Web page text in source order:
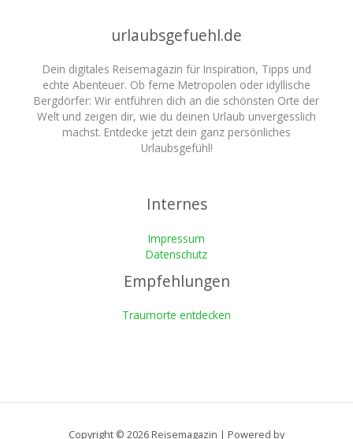
urlaubsgefuehl.de
Dein digitales Reisemagazin für Inspiration, Tipps und
echte Abenteuer. Ob ferne Metropolen oder idyllische
Bergdörfer: Wir entführen dich an die schönsten Orte der
Welt und zeigen dir, wie du deinen Urlaub unvergesslich
machst. Entdecke jetzt dein ganz persönliches
Urlaubsgefühl!
Internes
Impressum
Datenschutz
Empfehlungen
Traumorte entdecken
Copyright © 2026 Reisemagazin | Powered by